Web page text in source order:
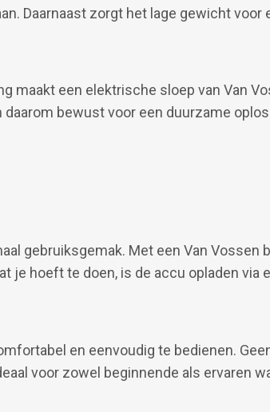
Daarnaast zorgt het lage gewicht
maakt een elektrische sloep van Van
bewust voor een duurzame
gebruiksgemak. Met een Van
hoeft te doen, is de accu opladen via
en eenvoudig te bedienen.
voor zowel beginnende als ervaren